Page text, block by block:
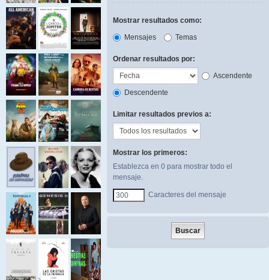
Mostrar resultados como:
Mensajes
Temas
Ordenar resultados por:
Ascendente
Descendente
Limitar resultados previos a:
Mostrar los primeros:
Establezca en 0 para mostrar todo el
mensaje.
Caracteres del mensaje